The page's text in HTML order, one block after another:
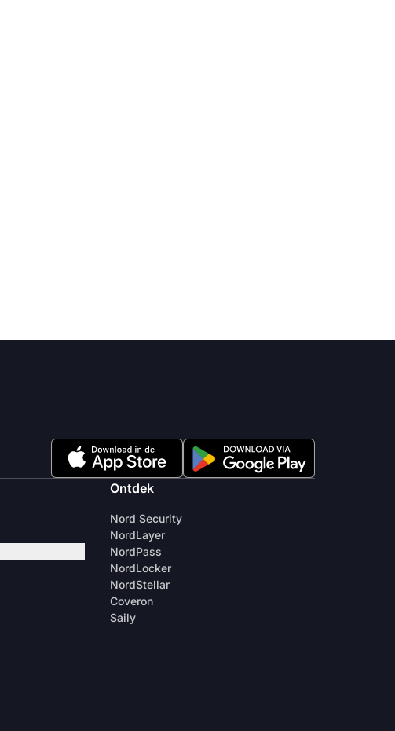
Ontdek
Nord Security
NordLayer
NordPass
NordLocker
NordStellar
Coveron
Saily